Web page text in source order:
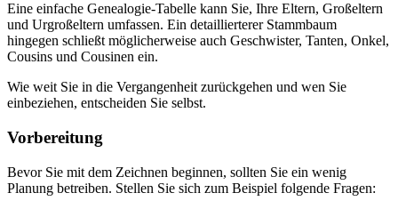
Eine einfache Genealogie-Tabelle kann Sie, Ihre Eltern, Großeltern
und Urgroßeltern umfassen. Ein detaillierterer Stammbaum
hingegen schließt möglicherweise auch Geschwister, Tanten, Onkel,
Cousins und Cousinen ein.
Wie weit Sie in die Vergangenheit zurückgehen und wen Sie
einbeziehen, entscheiden Sie selbst.
Vorbereitung
Bevor Sie mit dem Zeichnen beginnen, sollten Sie ein wenig
Planung betreiben. Stellen Sie sich zum Beispiel folgende Fragen: